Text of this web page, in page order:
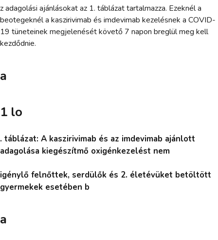
z adagolási ajánlásokat az 1. táblázat tartalmazza. Ezeknél a
beotegeknél a kaszirivimab és imdevimab kezelésnek a COVID-
19 tüneteinek megjelenését követő 7 napon breglül meg kell
kezdődnie.
a
1 lo
. táblázat: A kaszirivimab és az imdevimab ajánlott
adagolása kiegészítmő oxigénkezelést nem
igénylő felnőttek, serdülők és 2. életévüket betöltött
gyermekek esetében b
a